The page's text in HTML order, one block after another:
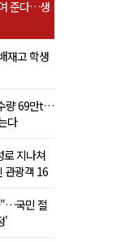
준다…생
재고 학생
량 69만t…
다
로 지나쳐
관광객 16
"…국민 절
'